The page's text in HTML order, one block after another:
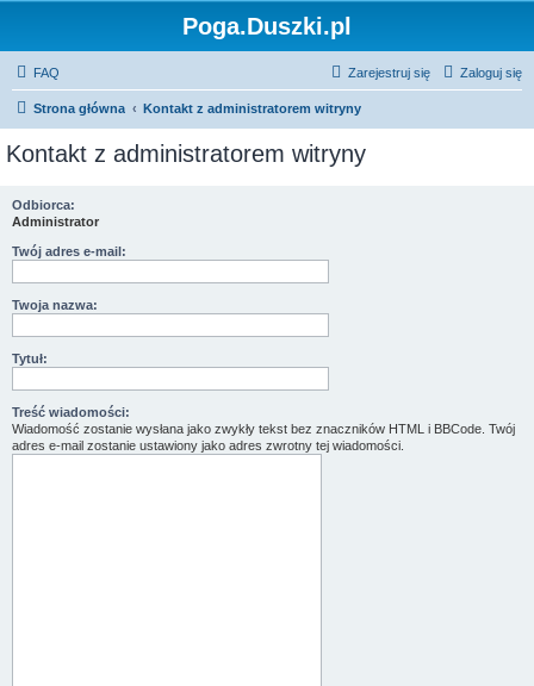
Poga.Duszki.pl
FAQ Zaloguj się
Zarejestruj się
Strona główna Kontakt z administratorem witryny
Kontakt z administratorem witryny
Odbiorca:
Administrator
Twój adres e-mail:
Twoja nazwa:
Tytuł:
Treść wiadomości:
Wiadomość zostanie wysłana jako zwykły tekst bez znaczników HTML i BBCode. Twój
adres e-mail zostanie ustawiony jako adres zwrotny tej wiadomości.